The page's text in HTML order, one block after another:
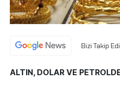
Bizi Takip
ALTIN, DOLAR VE